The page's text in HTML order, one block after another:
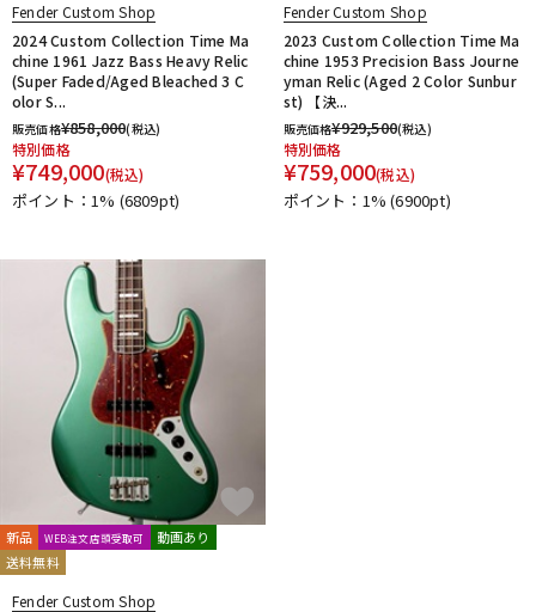
Fender Custom Shop
2024 Custom Collection Time Ma
chine 1961 Jazz Bass Heavy Relic
(Super Faded/Aged Bleached 3 C
olor S...
販売価格¥858,000(税込)
特別価格
¥749,000(税込)
ポイント：1% (6809pt)
Fender Custom Shop
2023 Custom Collection Time Ma
chine 1953 Precision Bass Journe
yman Relic (Aged 2 Color Sunbur
st) 【決...
販売価格¥929,500(税込)
特別価格
¥759,000(税込)
ポイント：1%(6900pt)
新品 WEB注文店頭受取可
動画あり
送料無料
Fender Custom Shop